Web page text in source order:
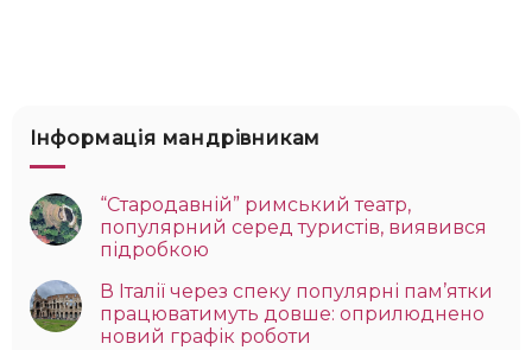
Інформація мандрівникам
“Стародавній” римський театр,
популярний серед туристів, виявився
підробкою
В Італії через спеку популярні пам’ятки
працюватимуть довше: оприлюднено
новий графік роботи